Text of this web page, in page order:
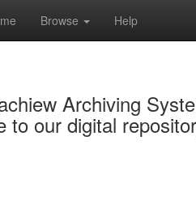
Browse Help
Archiving
to our digital